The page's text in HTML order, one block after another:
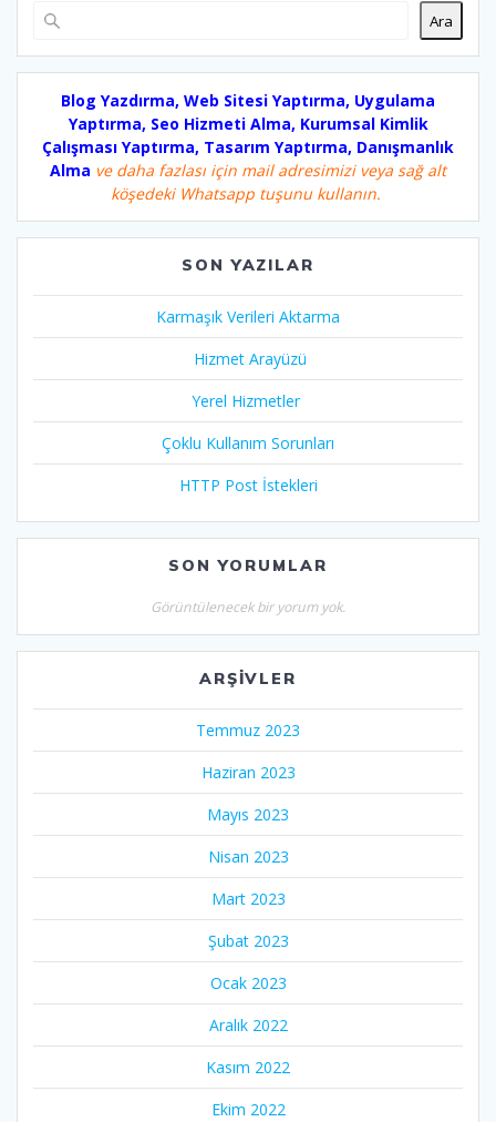
Ara
Blog Yazdırma, Web Sitesi Yaptırma, Uygulama
Yaptırma, Seo Hizmeti Alma, Kurumsal Kimlik
Çalışması Yaptırma, Tasarım Yaptırma, Danışmanlık
Alma ve daha fazlası için mail adresimizi veya sağ alt
köşedeki Whatsapp tuşunu kullanın.
SON YAZILAR
Karmaşık Verileri Aktarma
Hizmet Arayüzü
Yerel Hizmetler
Çoklu Kullanım Sorunları
HTTP Post İstekleri
SON YORUMLAR
Görüntülenecek bir yorum yok.
ARŞIVLER
Temmuz 2023
Haziran 2023
Mayıs 2023
Nisan 2023
Mart 2023
Şubat 2023
Ocak 2023
Aralık 2022
Kasım 2022
Ekim 2022